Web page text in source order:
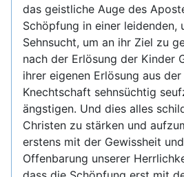
das geistliche Auge des
Schöpfung in einer leidenden,
Sehnsucht, um an ihr Ziel zu
nach der Erlösung der Kinder
ihrer eigenen Erlösung aus
Knechtschaft sehnsüchtig
ängstigen. Und dies alles
Christen zu stärken und
erstens mit der Gewissheit
Offenbarung unserer